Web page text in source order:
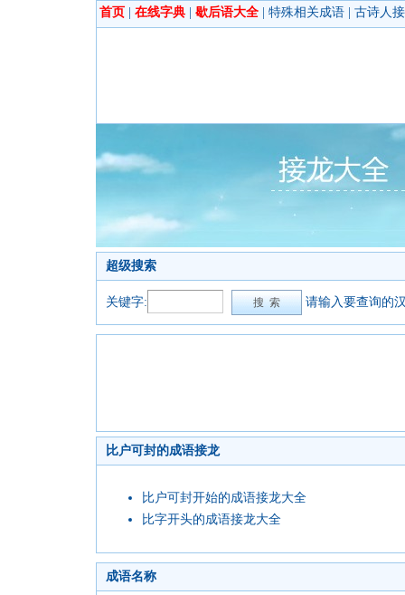
首页 在线字典 歇后语大全 特殊相关成语 古诗人
超级搜索
关键字: 请输入要查询的
比户可封的成语接龙
比户可封开始的成语接龙大全
比字开头的成语接龙大全
成语名称